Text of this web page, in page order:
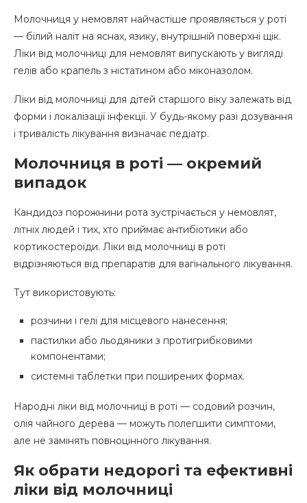
Молочниця у немовлят найчастіше проявляється у роті
— білий наліт на яснах, язику, внутрішній поверхні щік.
Ліки від молочниці для немовлят випускають у вигляді
гелів або крапель з ністатином або міконазолом.
Ліки від молочниці для дітей старшого віку залежать від
форми і локалізації інфекції. У будь-якому разі дозування
і тривалість лікування визначає педіатр.
Молочниця в роті — окремий
випадок
Кандидоз порожнини рота зустрічається у немовлят,
літніх людей і тих, хто приймає антибіотики або
кортикостероїди. Ліки від молочниці в роті
відрізняються від препаратів для вагінального лікування.
Тут використовують:
розчини і гелі для місцевого нанесення;
пастилки або льодяники з протигрибковими
компонентами;
системні таблетки при поширених формах.
Народні ліки від молочниці в роті — содовий розчин,
олія чайного дерева — можуть полегшити симптоми,
але не замінять повноцінного лікування.
Як обрати недорогі та ефективні
ліки від молочниці